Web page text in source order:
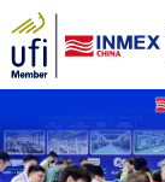
我要参展